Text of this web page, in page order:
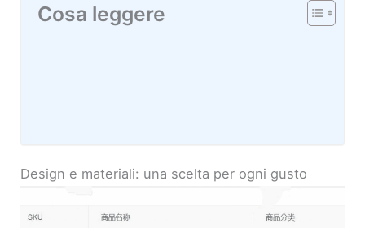
Cosa leggere
Design e materiali: una scelta per ogni gusto